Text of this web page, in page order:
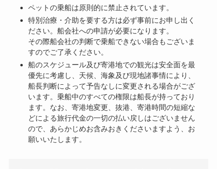
ペットの乗船は原則的に禁止されています。
特別治療・介助を要する方は必ず事前にお申し出く
ださい。船会社への申請が必要になります。
その際船会社の判断で乗船できない場合もございま
すのでご了承ください。
船のスケジュール及び寄港地での観光は安全面を最
優先に考慮し、天候、海象及び現地諸事情により、
船長判断によって予告なしに変更される場合がござ
います。乗船中のすべての権限は船長が持っており
ます。なお、寄港地変更、抜港、寄港時間の短縮な
どによる旅行代金の一切の払い戻しはございません
ので、あらかじめお含みおきくださいますよう、お
願いいたします。